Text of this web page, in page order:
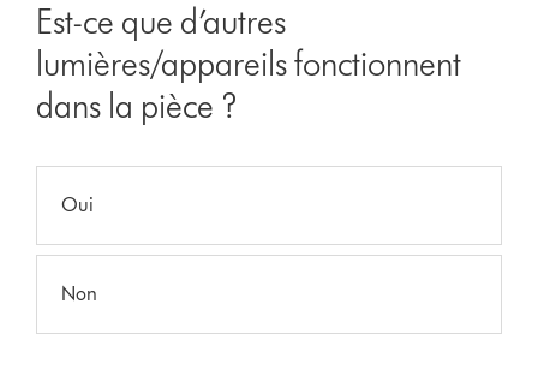
Est-ce que d’autres
lumières/appareils fonctionnent
dans la pièce ?
Oui
Non